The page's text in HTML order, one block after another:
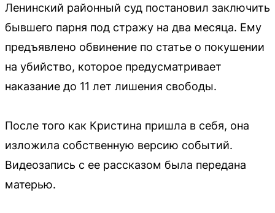
Ленинский районный суд постановил заключить
бывшего парня под стражу на два месяца. Ему
предъявлено обвинение по статье о покушении
на убийство, которое предусматривает
наказание до 11 лет лишения свободы.
После того как Кристина пришла в себя, она
изложила собственную версию событий.
Видеозапись с ее рассказом была передана
матерью.